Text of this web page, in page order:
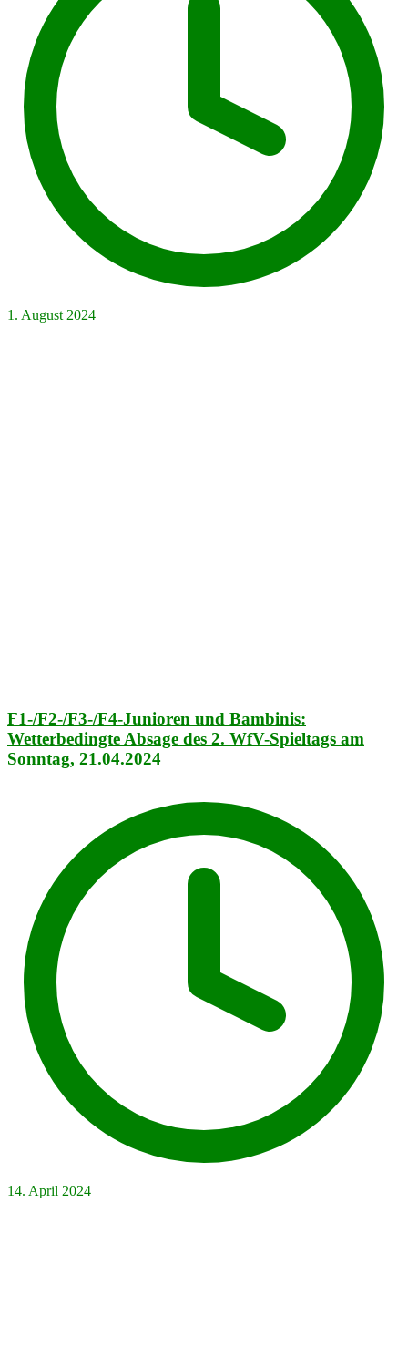
1. August 2024
F1-/F2-/F3-/F4-Junioren und Bambinis:
Wetterbedingte Absage des 2. WfV-Spieltags am
Sonntag, 21.04.2024
14. April 2024